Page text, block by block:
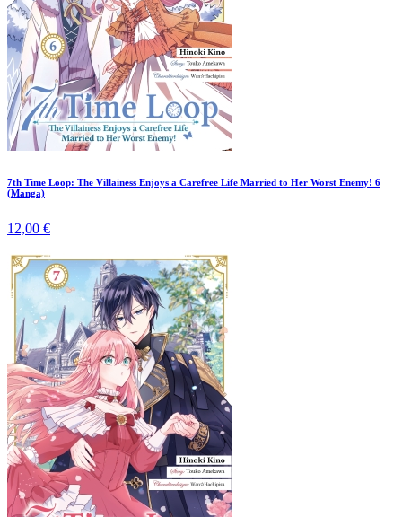
7th Time Loop: The Villainess Enjoys a Carefree Life Married to Her Worst Enemy! 6
(Manga)
12,00 €